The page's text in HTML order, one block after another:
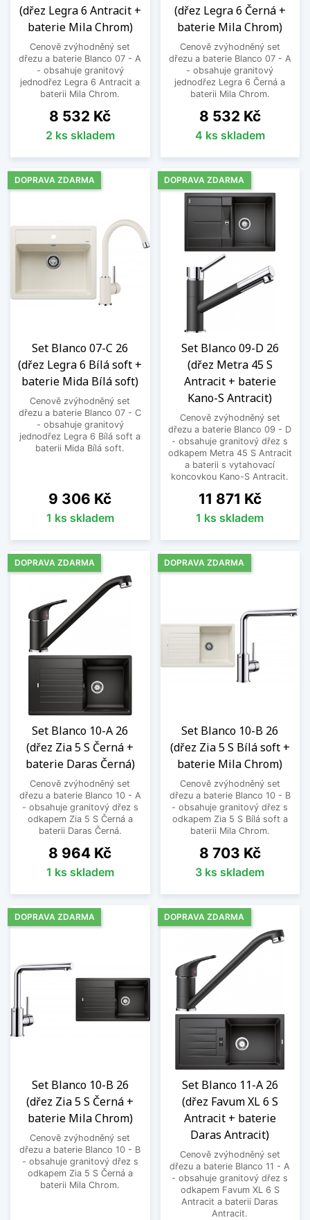
(dřez Legra 6 Antracit +
baterie Mila Chrom)
Cenově zvýhodněný set
dřezu a baterie Blanco 07 - A
- obsahuje granitový
jednodřez Legra 6 Antracit a
baterii Mila Chrom.
Cena
8 532 Kč
2 ks skladem
(dřez Legra 6 Černá +
baterie Mila Chrom)
Cenově zvýhodněný set
dřezu a baterie Blanco 07 - A
- obsahuje granitový
jednodřez Legra 6 Černá a
baterii Mila Chrom.
Cena
8 532 Kč
4 ks skladem
Set Blanco 07-C 26
(dřez Legra 6 Bílá soft +
baterie Mida Bílá soft)
Cenově zvýhodněný set
dřezu a baterie Blanco 07 - C
- obsahuje granitový
jednodřez Legra 6 Bílá soft a
baterii Mida Bílá soft.
Cena
9 306 Kč
1 ks skladem
DOPRAVA ZDARMA
Set Blanco 09-D 26
(dřez Metra 45 S
Antracit + baterie
Kano-S Antracit)
Cenově zvýhodněný set
dřezu a baterie Blanco 09 - D
- obsahuje granitový dřez s
odkapem Metra 45 S Antracit
a baterii s vytahovací
koncovkou Kano-S Antracit.
Cena
11 871 Kč
1 ks skladem
DOPRAVA ZDARMA
Set Blanco 10-A 26
(dřez Zia 5 S Černá +
baterie Daras Černá)
Cenově zvýhodněný set
dřezu a baterie Blanco 10 - A
- obsahuje granitový dřez s
odkapem Zia 5 S Černá a
baterii Daras Černá.
Cena
8 964 Kč
1 ks skladem
DOPRAVA ZDARMA
Set Blanco 10-B 26
(dřez Zia 5 S Bílá soft +
baterie Mila Chrom)
Cenově zvýhodněný set
dřezu a baterie Blanco 10 - B
- obsahuje granitový dřez s
odkapem Zia 5 S Bílá soft a
baterii Mila Chrom.
Cena
8 703 Kč
3 ks skladem
DOPRAVA ZDARMA
Set Blanco 10-B 26
(dřez Zia 5 S Černá +
baterie Mila Chrom)
Cenově zvýhodněný set
dřezu a baterie Blanco 10 - B
- obsahuje granitový dřez s
odkapem Zia 5 S Černá a
baterii Mila Chrom.
DOPRAVA ZDARMA
Set Blanco 11-A 26
(dřez Favum XL 6 S
Antracit + baterie
Daras Antracit)
Cenově zvýhodněný set
dřezu a baterie Blanco 11 - A
- obsahuje granitový dřez s
odkapem Favum XL 6 S
Antracit a baterii Daras
Antracit.
DOPRAVA ZDARMA